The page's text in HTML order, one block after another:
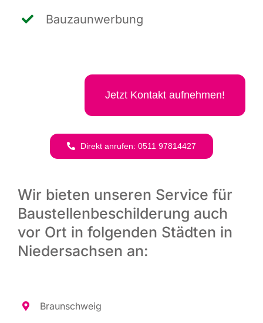
Bau­zaun­wer­bung
Jetzt Kon­takt aufnehmen!
Direkt anru­fen: 0511 97814427
Wir bieten unseren Service für
Baustellenbeschilderung auch
vor Ort in folgenden Städten in
Niedersachsen an:
Braun­schweig